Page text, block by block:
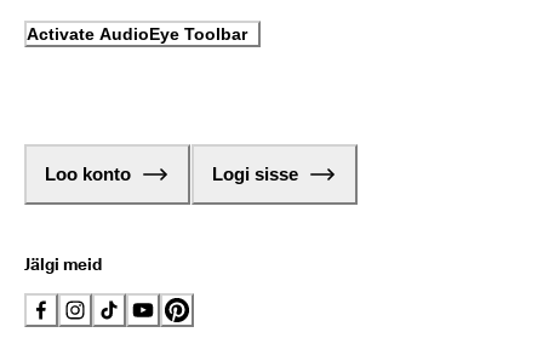
Activate AudioEye Toolbar
Loo konto Logi sisse
Jälgi meid